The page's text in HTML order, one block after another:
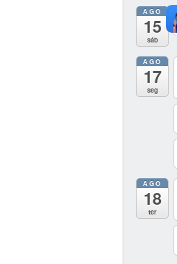
AGO
15
sáb
AGO
17
seg
AGO
18
ter